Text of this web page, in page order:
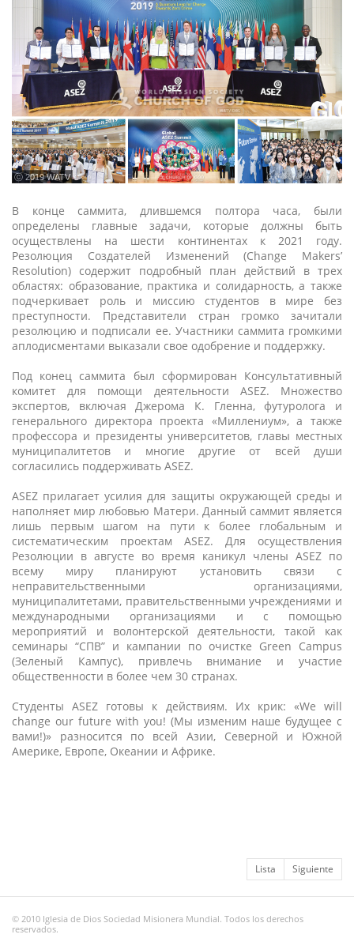
ⓒ 2019 WATV
В конце саммита, длившемся полтора часа, были
определены главные задачи, которые должны быть
осуществлены на шести континентах к 2021 году.
Резолюция Создателей Изменений (Change Makers’
Resolution) содержит подробный план действий в трех
областях: образование, практика и солидарность, а также
подчеркивает роль и миссию студентов в мире без
преступности. Представители стран громко зачитали
резолюцию и подписали ее. Участники саммита громкими
аплодисментами выказали свое одобрение и поддержку.
Под конец саммита был сформирован Консультативный
комитет для помощи деятельности ASEZ. Множество
экспертов, включая Джерома К. Гленна, футуролога и
генерального директора проекта «Миллениум», а также
профессора и президенты университетов, главы местных
муниципалитетов и многие другие от всей души
согласились поддерживать ASEZ.
ASEZ прилагает усилия для защиты окружающей среды и
наполняет мир любовью Матери. Данный саммит является
лишь первым шагом на пути к более глобальным и
систематическим проектам ASEZ. Для осуществления
Резолюции в августе во время каникул члены ASEZ по
всему миру планируют установить связи с
неправительственными организациями,
муниципалитетами, правительственными учреждениями и
международными организациями и с помощью
мероприятий и волонтерской деятельности, такой как
семинары “СПВ” и кампании по очистке Green Campus
(Зеленый Кампус), привлечь внимание и участие
общественности в более чем 30 странах.
Студенты ASEZ готовы к действиям. Их крик: «We will
change our future with you! (Мы изменим наше будущее с
вами!)» разносится по всей Азии, Северной и Южной
Америке, Европе, Океании и Африке.
Lista Siguiente
© 2010 Iglesia de Dios Sociedad Misionera Mundial. Todos los derechos
reservados.